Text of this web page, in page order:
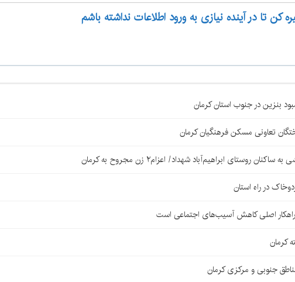
کن تا در آینده نیازی به ورود اطلاعات نداشته باشم
بنزین در جنوب استان کرمان
تعاونی مسکن فرهنگیان کرمان
روستای ابراهیم‌آباد شهداد/ اعزام۲ زن مجروح به کرمان
در راه استان
راهکار اصلی کاهش آسیب‌های اجتماعی است
کرمان
مناطق جنوبی و مرکزی کرمان